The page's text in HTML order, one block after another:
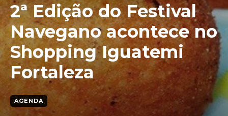
2ª Edição do Festival
Navegano acontece no
Shopping Iguatemi
Fortaleza
AGENDA